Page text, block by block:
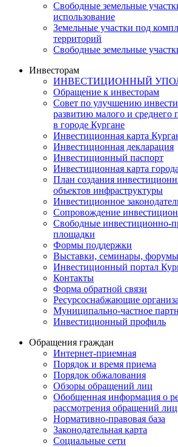
Свободные земельные
использование
Земельные участки под
территорий
Свободные земельные
Инвесторам
ИНВЕСТИЦИОННЫЙ
Обращение к инвесторам
Совет по улучшению
развитию малого и среднего
в городе Кургане
Инвестиционная карта
Инвестиционная декларация
Инвестиционный паспорт
Инвестиционная карта
План создания
объектов инфраструктуры
Инвестиционное
Сопровождение
Свободные инвестиционно-
площадки
Формы поддержки
Выставки, семинары, форумы
Инвестиционный портал
Контакты
Форма обратной связи
Ресурсоснабжающие
Муниципально-частное
Инвестиционный профиль
Обращения граждан
Интернет-приемная
Порядок и время приема
Порядок обжалования
Обзоры обращений лиц
Обобщенная информация о
рассмотрения обращений
Нормативно-правовая база
Законодательная карта
Социальные сети